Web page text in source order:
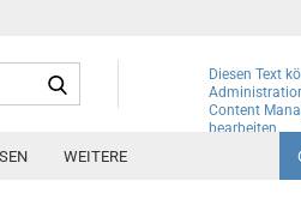
Diesen Text
Content
bearbeiten.
WEITERE